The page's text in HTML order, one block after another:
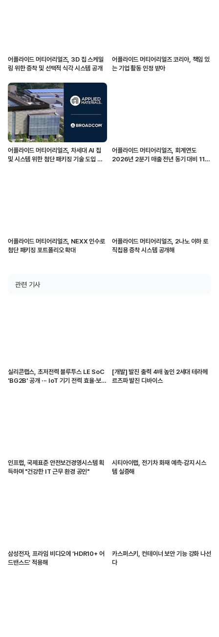
어플라이드 머티어리얼즈, 3D 칩 스케일
링 위한 증착 및 선택적 식각 시스템 공개
어플라이드 머티어리얼즈 코리아, 책임 있
는 기업 활동 인정 받아
어플라이드 머티어리얼즈, 차세대 AI 칩
및 시스템 위한 첨단 패키징 기술 도입 가
어플라이드 머티어리얼즈, 회계연도
2026년 2분기 매출 전년 동기 대비 11%
어플라이드 머티어리얼즈, NEXX 인수로
첨단 패키징 포트폴리오 확대
어플라이드 머티어리얼즈, 2나노 이하 로
직칩용 증착 시스템 공개해
관련 기사
실리콘랩스, 초저전력 블루투스 LE SoC
'BG2B' 공개 ··· IoT 기기 전력 효율·보안
[개발] 발진 출력 4배 높인 2세대 테라헤
르츠파 발진 디바이스
인프랩, 국제표준 안전보건경영시스템 획
득하며 "건강한 IT 근무 환경 공인"
시티아이랩, 전기차 화재 예측·감지 시스
템 실증해
삼성전자, 프라임 비디오에 ‘HDR10+ 어
드밴스드’ 적용해
카스퍼스키, 컨테이너 보안 기능 강화 나선
다